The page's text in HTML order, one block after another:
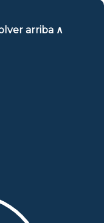
arriba ∧